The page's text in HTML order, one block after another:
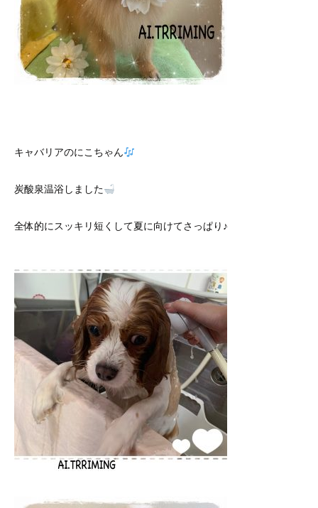
キャバリアのにこちゃん
炭酸泉温浴しました
全体的にスッキリ短くして夏に向けてさっぱり♪